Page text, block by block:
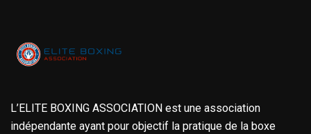
L’ELITE BOXING ASSOCIATION est une association
indépendante ayant pour objectif la pratique de la boxe